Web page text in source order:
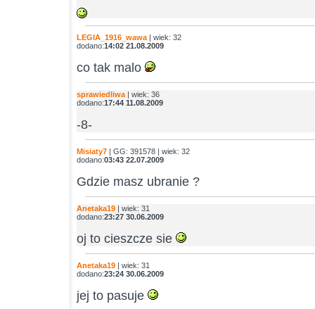
LEGIA_1916_wawa | wiek: 32
dodano:14:02 21.08.2009
co tak malo
sprawiedliwa | wiek: 36
dodano:17:44 11.08.2009
-8-
Misiaty7 | GG: 391578 | wiek: 32
dodano:03:43 22.07.2009
Gdzie masz ubranie ?
Anetaka19 | wiek: 31
dodano:23:27 30.06.2009
oj to cieszcze sie
Anetaka19 | wiek: 31
dodano:23:24 30.06.2009
jej to pasuje